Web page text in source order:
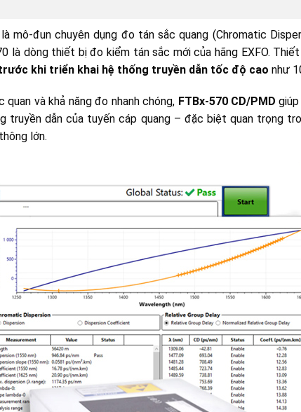
là mô-đun chuyên dụng đo tán sắc quang (Chromatic
là dòng thiết bị đo kiểm tán sắc mới của hãng EXFO.
khi triển khai hệ thống truyền dẫn tốc độ cao như
và khả năng đo nhanh chóng, FTBx-570 CD/PMD
truyền dẫn của tuyến cáp quang – đặc biệt quan trọng
lớn.